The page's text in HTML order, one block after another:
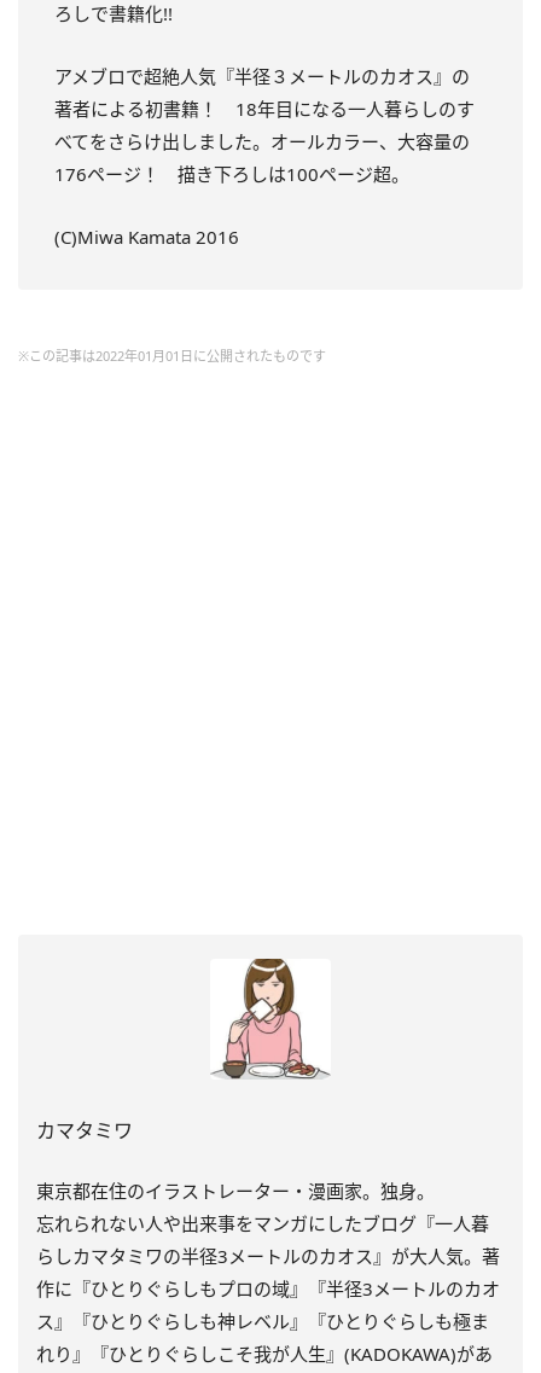
ろしで書籍化!!
アメブロで超絶人気『半径３メートルのカオス』の
著者による初書籍！ 18年目になる一人暮らしのす
べてをさらけ出しました。オールカラー、大容量の
176ページ！ 描き下ろしは100ページ超。
(C)Miwa Kamata 2016
※この記事は2022年01月01日に公開されたものです
カマタミワ
東京都在住のイラストレーター・漫画家。独身。
忘れられない人や出来事をマンガにしたブログ『一人暮
らしカマタミワの半径3メートルのカオス』が大人気。著
作に『ひとりぐらしもプロの域』『半径3メートルのカオ
ス』『ひとりぐらしも神レベル』『ひとりぐらしも極ま
れり』『ひとりぐらしこそ我が人生』(KADOKAWA)があ